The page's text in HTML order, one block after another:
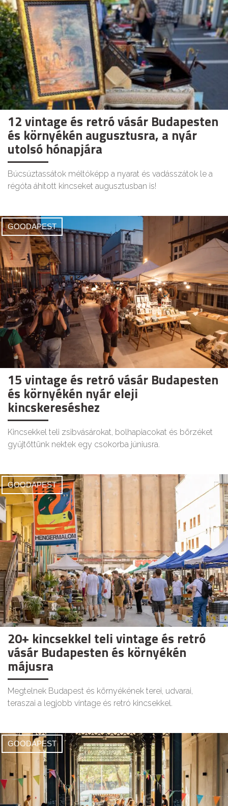
12 vintage és retró vásár Budapesten
és környékén augusztusra, a nyár
utolsó hónapjára
Búcsúztassátok méltóképp a nyarat és vadásszátok le a
régóta áhított kincseket augusztusban is!
GOODAPEST
15 vintage és retró vásár Budapesten
és környékén nyár eleji
kincskereséshez
Kincsekkel teli zsibvásárokat, bolhapiacokat és börzéket
gyűjtöttünk nektek egy csokorba júniusra.
GOODAPEST
20+ kincsekkel teli vintage és retró
vásár Budapesten és környékén
májusra
Megtelnek Budapest és környékének terei, udvarai,
teraszai a legjobb vintage és retró kincsekkel.
GOODAPEST